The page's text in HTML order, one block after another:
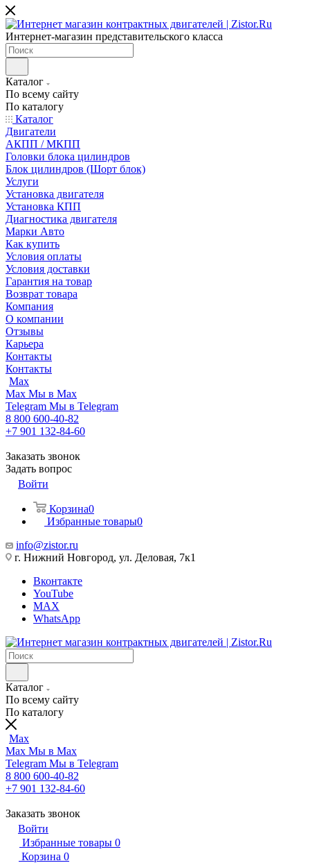
Интернет-магазин представительского класса
Каталог
По всему сайту
По каталогу
Каталог
Двигатели
АКПП / МКПП
Головки блока цилиндров
Блок цилиндров (Шорт блок)
Услуги
Установка двигателя
Установка КПП
Диагностика двигателя
Марки Авто
Как купить
Условия оплаты
Условия доставки
Гарантия на товар
Возврат товара
Компания
О компании
Отзывы
Карьера
Контакты
Контакты
Max
Max Мы в Max
Telegram Мы в Telegram
8 800 600-40-82
+7 901 132-84-60
Заказать звонок
Задать вопрос
Войти
Корзина0
Избранные товары0
info@zistor.ru
г. Нижний Новгород, ул. Деловая, 7к1
Вконтакте
YouTube
MAX
WhatsApp
Каталог
По всему сайту
По каталогу
Max
Max Мы в Max
Telegram Мы в Telegram
8 800 600-40-82
+7 901 132-84-60
Заказать звонок
Войти
Избранные товары 0
Корзина 0